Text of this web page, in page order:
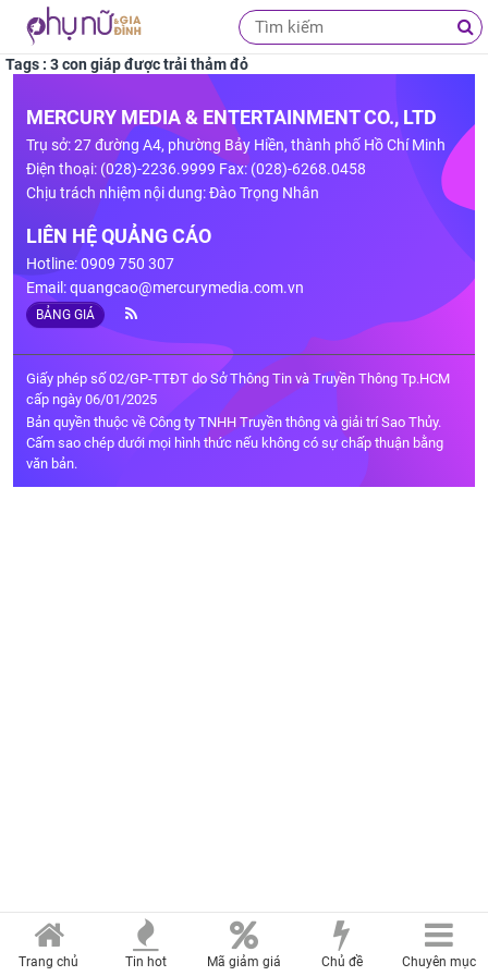
Tags : 3 con giáp được trải thảm đỏ
MERCURY MEDIA & ENTERTAINMENT CO., LTD
Trụ sở: 27 đường A4, phường Bảy Hiền, thành phố Hồ Chí Minh
Điện thoại: (028)-2236.9999 Fax: (028)-6268.0458
Chịu trách nhiệm nội dung: Đào Trọng Nhân
LIÊN HỆ QUẢNG CÁO
Hotline: 0909 750 307
Email:quangcao@mercurymedia.com.vn
BẢNG GIÁ
Giấy phép số 02/GP-TTĐT do Sở Thông Tin và Truyền Thông Tp.HCM
cấp ngày 06/01/2025
Bản quyền thuộc về Công ty TNHH Truyền thông và giải trí Sao Thủy.
Cấm sao chép dưới mọi hình thức nếu không có sự chấp thuận bằng
văn bản.
Trang chủ Tin hot Mã giảm giá Chủ đề Chuyên mục